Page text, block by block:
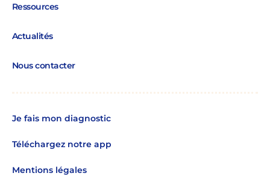
Ressources
Actualités
Nous contacter
Je fais mon diagnostic
Téléchargez notre app
Mentions légales